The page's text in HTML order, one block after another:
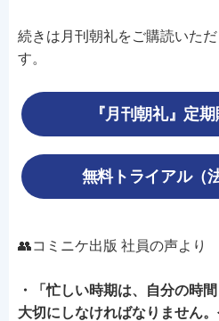
続きは月刊朝礼をご購読いた
す。
『月刊朝礼』定
無料トライアル（
👥コミニケ出版 社員の声より
・「忙しい時期は、自分の時
大切にしなければなりません